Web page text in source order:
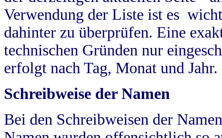
Verwendung der Liste ist es
dahinter zu überprüfen. Eine
technischen Gründen nur
erfolgt nach Tag, Monat und Jahr.
Schreibweise der Namen
Bei den Schreibweisen der